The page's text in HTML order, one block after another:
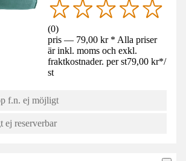
(0)
pris — 79,00 kr * Alla priser
är inkl. moms och exkl.
fraktkostnader. per st79,00 kr*/
st
f.n. ej möjligt
ej reserverbar